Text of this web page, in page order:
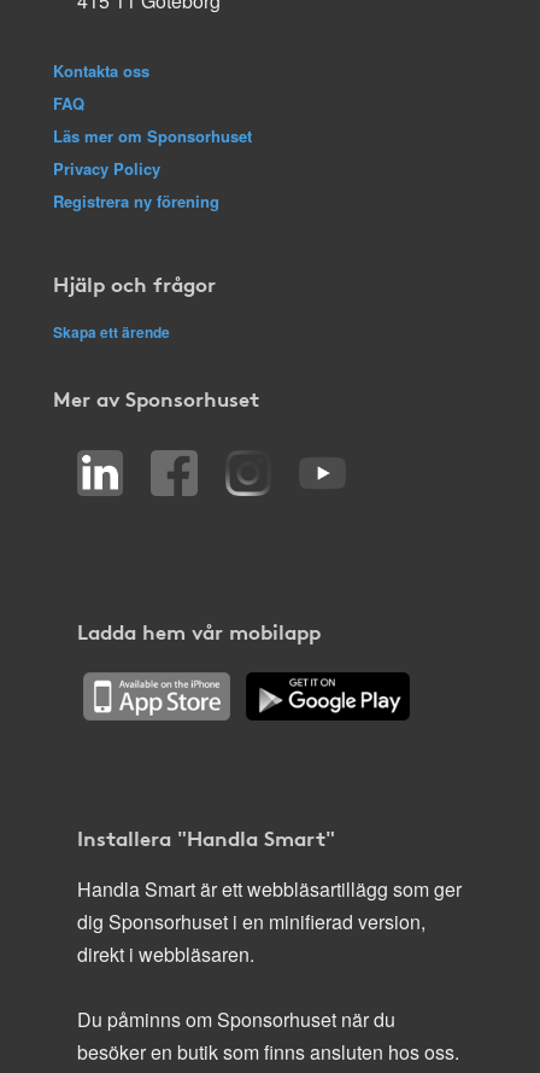
Kontakta oss
FAQ
Läs mer om Sponsorhuset
Privacy Policy
Registrera ny förening
Hjälp och frågor
Skapa ett ärende
Mer av Sponsorhuset
Ladda hem vår mobilapp
Installera "Handla Smart"
Handla Smart är ett webbläsartillägg som ger
dig Sponsorhuset i en minifierad version,
direkt i webbläsaren.
Du påminns om Sponsorhuset när du
besöker en butik som finns ansluten hos oss.